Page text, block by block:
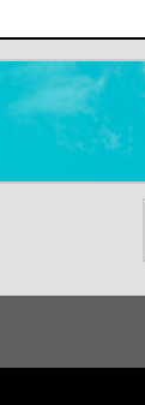
＃だから都立高